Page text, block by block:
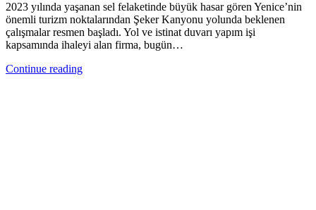
2023 yılında yaşanan sel felaketinde büyük hasar gören Yenice’nin
önemli turizm noktalarından Şeker Kanyonu yolunda beklenen
çalışmalar resmen başladı. Yol ve istinat duvarı yapım işi
kapsamında ihaleyi alan firma, bugün…
Continue reading